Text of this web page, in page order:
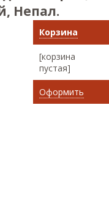
Непал.
Корзина
[корзина
пустая]
Оформить